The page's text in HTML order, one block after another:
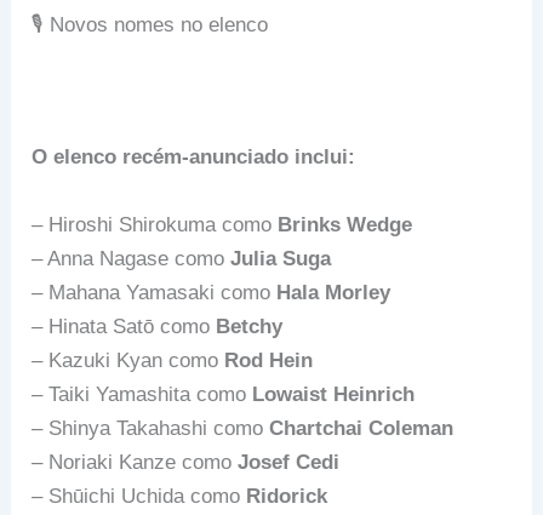
🎙️ Novos nomes no elenco
O elenco recém-anunciado inclui:
– Hiroshi Shirokuma como Brinks Wedge
– Anna Nagase comoJulia Suga
– Mahana Yamasaki como Hala Morley
– Hinata Satō como Betchy
– Kazuki Kyan como Rod Hein
– Taiki Yamashita como Lowaist Heinrich
– Shinya Takahashi comoChartchai Coleman
– Noriaki Kanze comoJosef Cedi
– Shūichi Uchida como Ridorick